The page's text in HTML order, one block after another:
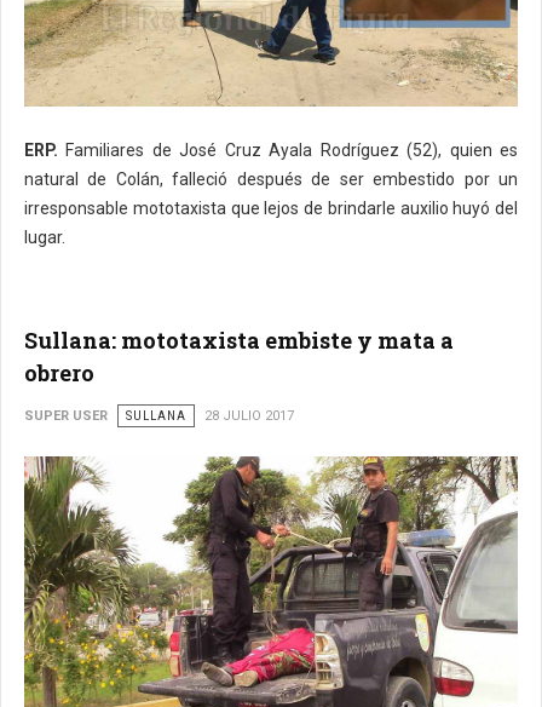
ERP. Familiares de José Cruz Ayala Rodríguez (52), quien es
natural de Colán, falleció después de ser embestido por un
irresponsable mototaxista que lejos de brindarle auxilio huyó del
lugar.
Sullana: mototaxista embiste y mata a
obrero
SUPER USER SULLANA 28 JULIO 2017